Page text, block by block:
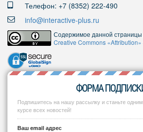
Телефон: +7 (8352) 222-490
info@interactive-plus.ru
Содержимое данной страницы
Creative Commons
ФОРМА
Подпишитесь на нашу рассылку и станьте
курсе всех новостей!
Ваш email адрес